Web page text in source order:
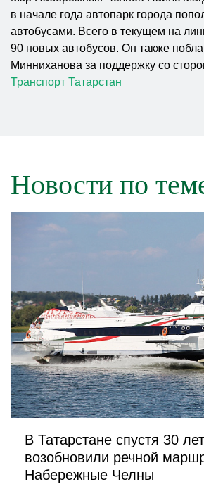
в начале года автопарк города
автобусами. Всего в текущем на
90 новых автобусов. Он также
Минниханова за поддержку со
Транспорт Татарстан
Новости по
В Татарстане спустя 30 лет
возобновили речной
Набережные Челны